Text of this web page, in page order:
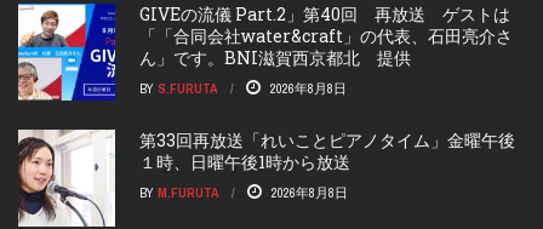
GIVEの流儀 Part.2」第40回 再放送 ゲストは
「「合同会社water&craft」の代表、石田亮介さ
ん」です。BNI滋賀西京都北 提供
BY S.FURUTA 2026年8月8日
第33回再放送「れいことピアノタイム」金曜午後
１時、日曜午後1時から放送
BY M.FURUTA 2026年8月8日